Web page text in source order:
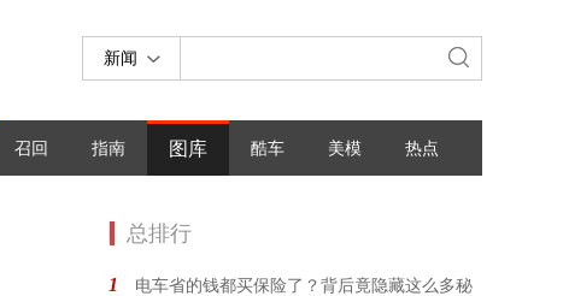
新闻
召回 指南 图库 酷车 美模 热点
总排行
1 电车省的钱都买保险了？背后竟隐藏这么多秘